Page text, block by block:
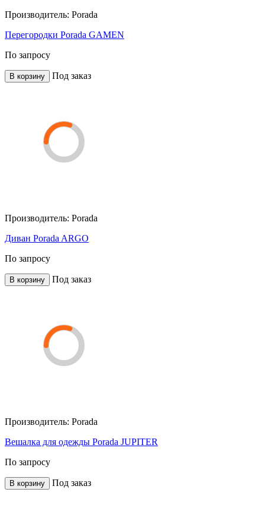
Производитель: Porada
Перегородки Porada GAMEN
По запросу
В корзину Под заказ
Производитель: Porada
Диван Porada ARGO
По запросу
В корзину Под заказ
Производитель: Porada
Вешалка для одежды Porada JUPITER
По запросу
В корзину Под заказ